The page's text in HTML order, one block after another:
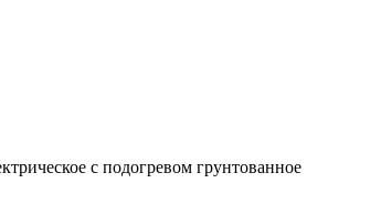
с подогревом грунтованное